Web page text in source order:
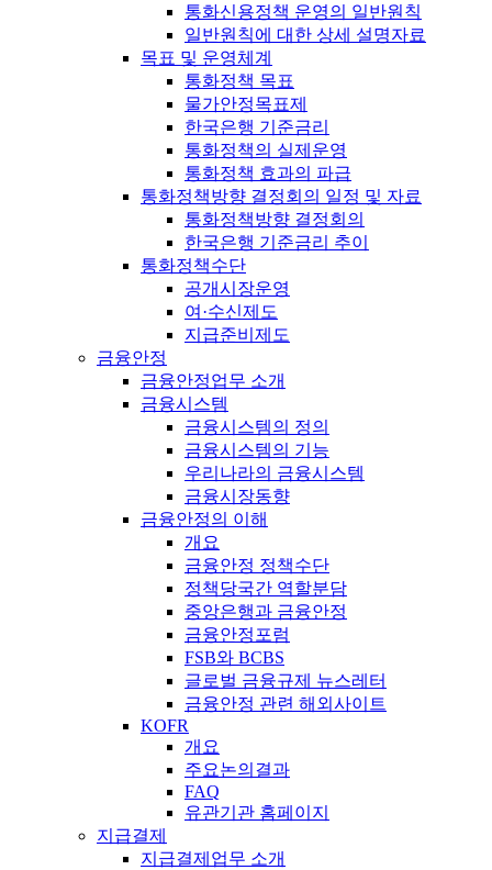
통화신용정책 운영의 일반원칙
일반원칙에 대한 상세 설명자료
목표 및 운영체계
통화정책 목표
물가안정목표제
한국은행 기준금리
통화정책의 실제운영
통화정책 효과의 파급
통화정책방향 결정회의 일정 및 자료
통화정책방향 결정회의
한국은행 기준금리 추이
통화정책수단
공개시장운영
여·수신제도
지급준비제도
금융안정
금융안정업무 소개
금융시스템
금융시스템의 정의
금융시스템의 기능
우리나라의 금융시스템
금융시장동향
금융안정의 이해
개요
금융안정 정책수단
정책당국간 역할분담
중앙은행과 금융안정
금융안정포럼
FSB와 BCBS
글로벌 금융규제 뉴스레터
금융안정 관련 해외사이트
KOFR
개요
주요논의결과
FAQ
유관기관 홈페이지
지급결제
지급결제업무 소개